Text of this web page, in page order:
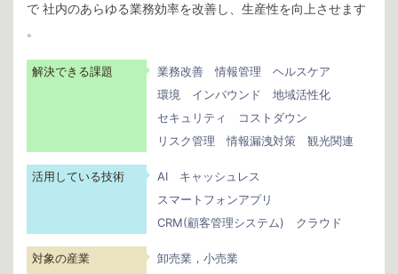
で 社内のあらゆる業務効率を改善し、生産性を向上させます
。
解決できる課題 業務改善 情報管理
ヘルスケア
環境
インバウンド
地域活性化
セキュリティ
コストダウン
リスク管理
情報漏洩対策 観光関連
活用している技術 AI
キャッシュレス
スマートフォンアプリ
CRM(顧客管理システム)
クラウド
対象の産業 卸売業，小売業